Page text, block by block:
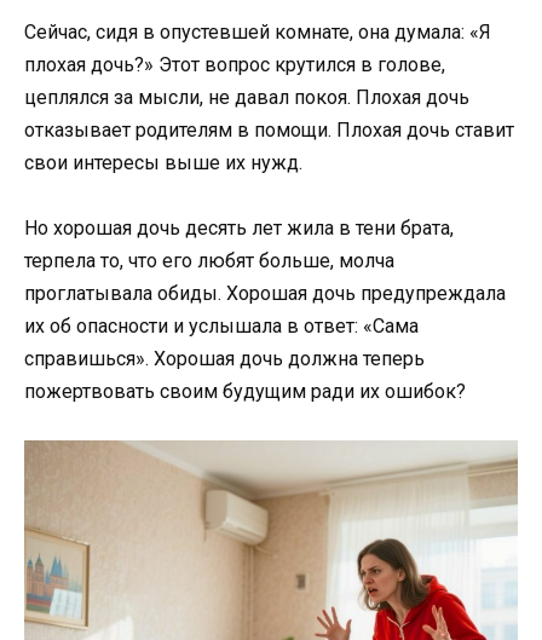
Сейчас, сидя в опустевшей комнате, она думала: «Я
плохая дочь?» Этот вопрос крутился в голове,
цеплялся за мысли, не давал покоя. Плохая дочь
отказывает родителям в помощи. Плохая дочь ставит
свои интересы выше их нужд.
Но хорошая дочь десять лет жила в тени брата,
терпела то, что его любят больше, молча
проглатывала обиды. Хорошая дочь предупреждала
их об опасности и услышала в ответ: «Сама
справишься». Хорошая дочь должна теперь
пожертвовать своим будущим ради их ошибок?